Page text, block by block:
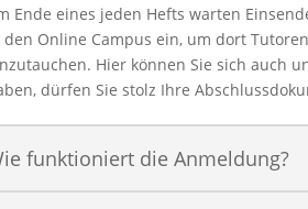
Ende eines jeden Hefts warten
den Online Campus ein, um dort
Hier können Sie sich auch
dürfen Sie stolz Ihre
funktioniert die Anmeldung?